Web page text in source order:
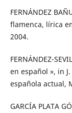
FERNÁNDEZ
flamenca, lírica
2004.
FERNÁNDEZ-
en español », in
española actual,
GARCÍA PLATA